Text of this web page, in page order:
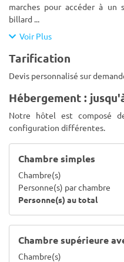
marches pour accéder à un
billard ...
Voir Plus
Tarification
Devis personnalisé sur
Hébergement :
Notre hôtel est composé
configuration différentes.
Chambre simples
Chambre(s)
Personne(s) par chambre
Personne(s) au total
Chambre supérieure
Chambre(s)